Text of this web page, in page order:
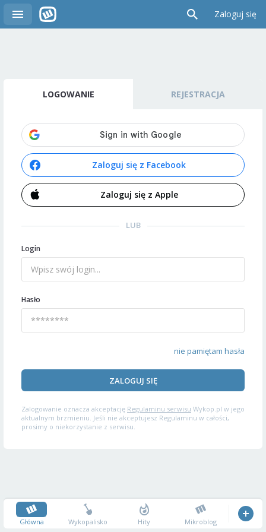
Zaloguj się
LOGOWANIE REJESTRACJA
Zaloguj się z Facebook
Zaloguj się z Apple
LUB
Login
Hasło
nie pamiętam hasła
ZALOGUJ SIĘ
Zalogowanie oznacza akceptację Regulaminu serwisu Wykop.pl w jego
aktualnym brzmieniu. Jeśli nie akceptujesz Regulaminu w całości,
prosimy o niekorzystanie z serwisu.
Główna Wykopalisko Hity Mikroblog